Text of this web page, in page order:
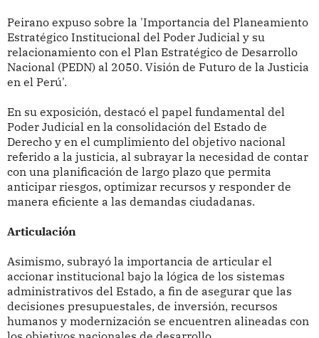
Peirano expuso sobre la 'Importancia del Planeamiento
Estratégico Institucional del Poder Judicial y su
relacionamiento con el Plan Estratégico de Desarrollo
Nacional (PEDN) al 2050. Visión de Futuro de la Justicia
en el Perú'.
En su exposición, destacó el papel fundamental del
Poder Judicial en la consolidación del Estado de
Derecho y en el cumplimiento del objetivo nacional
referido a la justicia, al subrayar la necesidad de contar
con una planificación de largo plazo que permita
anticipar riesgos, optimizar recursos y responder de
manera eficiente a las demandas ciudadanas.
Articulación
Asimismo, subrayó la importancia de articular el
accionar institucional bajo la lógica de los sistemas
administrativos del Estado, a fin de asegurar que las
decisiones presupuestales, de inversión, recursos
humanos y modernización se encuentren alineadas con